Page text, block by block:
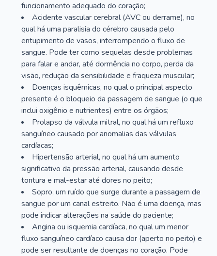
funcionamento adequado do coração;
Acidente vascular cerebral (AVC ou derrame), no
qual há uma paralisia do cérebro causada pelo
entupimento de vasos, interrompendo o fluxo de
sangue. Pode ter como sequelas desde problemas
para falar e andar, até dormência no corpo, perda da
visão, redução da sensibilidade e fraqueza muscular;
Doenças isquêmicas, no qual o principal aspecto
presente é o bloqueio da passagem de sangue (o que
inclui oxigênio e nutrientes) entre os órgãos;
Prolapso da válvula mitral, no qual há um refluxo
sanguíneo causado por anomalias das válvulas
cardíacas;
Hipertensão arterial, no qual há um aumento
significativo da pressão arterial, causando desde
tontura e mal-estar até dores no peito;
Sopro, um ruído que surge durante a passagem de
sangue por um canal estreito. Não é uma doença, mas
pode indicar alterações na saúde do paciente;
Angina ou isquemia cardíaca, no qual um menor
fluxo sanguíneo cardíaco causa dor (aperto no peito) e
pode ser resultante de doenças no coração. Pode